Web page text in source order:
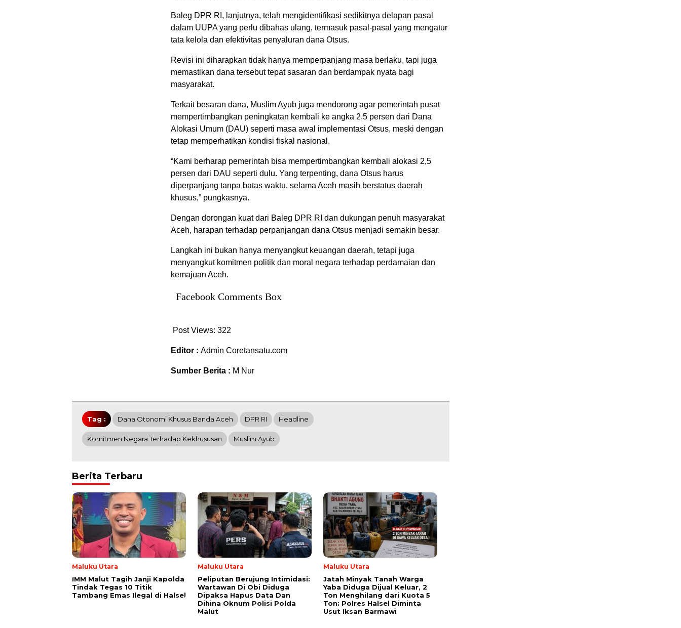
Baleg DPR RI, lanjutnya, telah mengidentifikasi sedikitnya delapan pasal
dalam UUPA yang perlu dibahas ulang, termasuk pasal-pasal yang mengatur
tata kelola dan efektivitas penyaluran dana Otsus.
Revisi ini diharapkan tidak hanya memperpanjang masa berlaku, tapi juga
memastikan dana tersebut tepat sasaran dan berdampak nyata bagi
masyarakat.
Terkait besaran dana, Muslim Ayub juga mendorong agar pemerintah pusat
mempertimbangkan peningkatan kembali ke angka 2,5 persen dari Dana
Alokasi Umum (DAU) seperti masa awal implementasi Otsus, meski dengan
tetap memperhatikan kondisi fiskal nasional.
“Kami berharap pemerintah bisa mempertimbangkan kembali alokasi 2,5
persen dari DAU seperti dulu. Yang terpenting, dana Otsus harus
diperpanjang tanpa batas waktu, selama Aceh masih berstatus daerah
khusus,” pungkasnya.
Dengan dorongan kuat dari Baleg DPR RI dan dukungan penuh masyarakat
Aceh, harapan terhadap perpanjangan dana Otsus menjadi semakin besar.
Langkah ini bukan hanya menyangkut keuangan daerah, tetapi juga
menyangkut komitmen politik dan moral negara terhadap perdamaian dan
kemajuan Aceh.
Facebook Comments Box
Post Views: 322
Editor : Admin Coretansatu.com
Sumber Berita : M Nur
Tag : Dana Otonomi Khusus Banda Aceh DPR RI Headline
Komitmen Negara Terhadap Kekhususan Muslim Ayub
Berita Terbaru
Maluku Utara
IMM Malut Tagih Janji Kapolda
Tindak Tegas 10 Titik
Tambang Emas Ilegal di Halsel
Maluku Utara
Peliputan Berujung Intimidasi:
Wartawan Di Obi Diduga
Dipaksa Hapus Data Dan
Dihina Oknum Polisi Polda
Malut
Maluku Utara
Jatah Minyak Tanah Warga
Yaba Diduga Dijual Keluar, 2
Ton Menghilang dari Kuota 5
Ton: Polres Halsel Diminta
Usut Iksan Barmawi